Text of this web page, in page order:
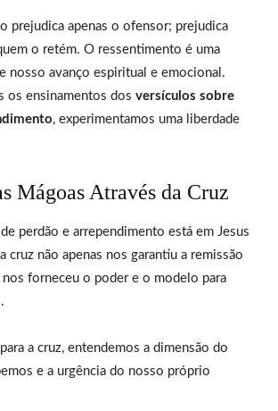
prejudica apenas o ofensor; prejudica
o retém. O ressentimento é uma
nosso avanço espiritual e emocional.
os ensinamentos dos versículos sobre
, experimentamos uma liberdade
Mágoas Através da Cruz
perdão e arrependimento está em Jesus
cruz não apenas nos garantiu a remissão
nos forneceu o poder e o modelo para
a cruz, entendemos a dimensão do
e a urgência do nosso próprio